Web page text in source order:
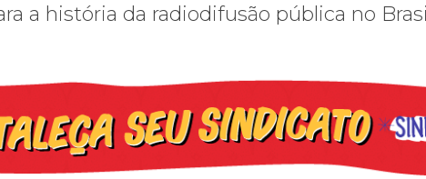
a história da radiodifusão pública no